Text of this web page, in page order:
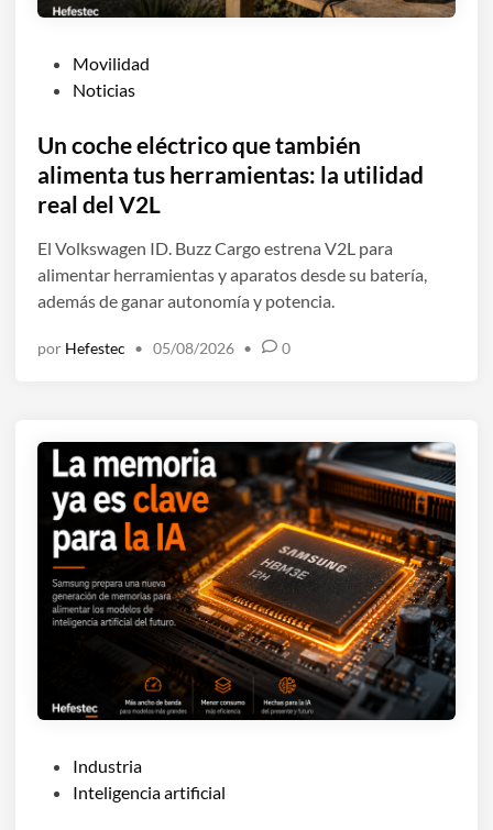
l
i
d
o
e
Movilidad
Noticias
Un coche eléctrico que también
alimenta tus herramientas: la utilidad
real del V2L
El Volkswagen ID. Buzz Cargo estrena V2L para
alimentar herramientas y aparatos desde su batería,
además de ganar autonomía y potencia.
por Hefestec • 05/08/2026 • 0
Industria
Inteligencia artificial